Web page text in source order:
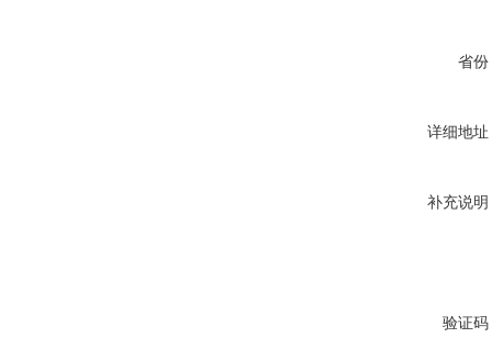
省份
详细地址
补充说明
验证码